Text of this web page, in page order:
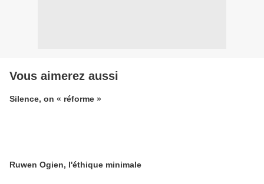
Vous aimerez aussi
Silence, on « réforme »
Ruwen Ogien, l'éthique minimale